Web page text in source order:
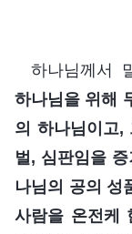
하나님께서
하나님을 위해
의 하나님이고,
벌, 심판임을
나님의 공의 성
사람을 온전케